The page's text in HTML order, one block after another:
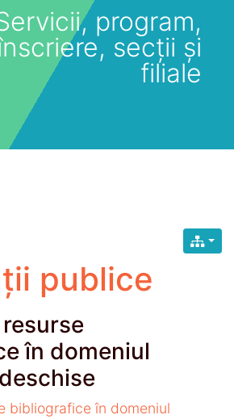
program,
secții și
filiale
publice
în domeniul
bibliografice în domeniul